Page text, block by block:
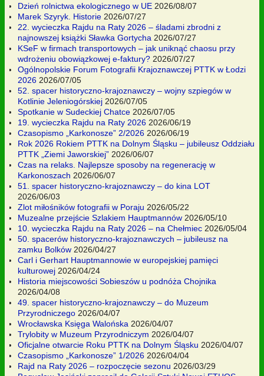
Dzień rolnictwa ekologicznego w UE 2026/08/07
Marek Szyryk. Historie 2026/07/27
22. wycieczka Rajdu na Raty 2026 – śladami zbrodni z
najnowszej książki Sławka Gortycha 2026/07/27
KSeF w firmach transportowych – jak uniknąć chaosu przy
wdrożeniu obowiązkowej e-faktury? 2026/07/27
Ogólnopolskie Forum Fotografii Krajoznawczej PTTK w Łodzi
2026 2026/07/05
52. spacer historyczno-krajoznawczy – wojny szpiegów w
Kotlinie Jeleniogórskiej 2026/07/05
Spotkanie w Sudeckiej Chatce 2026/07/05
19. wycieczka Rajdu na Raty 2026 2026/06/19
Czasopismo „Karkonosze” 2/2026 2026/06/19
Rok 2026 Rokiem PTTK na Dolnym Śląsku – jubileusz Oddziału
PTTK „Ziemi Jaworskiej” 2026/06/07
Czas na relaks. Najlepsze sposoby na regenerację w
Karkonoszach 2026/06/07
51. spacer historyczno-krajoznawczy – do kina LOT
2026/06/03
Zlot miłośników fotografii w Poraju 2026/05/22
Muzealne przejście Szlakiem Hauptmannów 2026/05/10
10. wycieczka Rajdu na Raty 2026 – na Chełmiec 2026/05/04
50. spacerów historyczno-krajoznawczych – jubileusz na
zamku Bolków 2026/04/27
Carl i Gerhart Hauptmannowie w europejskiej pamięci
kulturowej 2026/04/24
Historia miejscowości Sobieszów u podnóża Chojnika
2026/04/08
49. spacer historyczno-krajoznawczy – do Muzeum
Przyrodniczego 2026/04/07
Wrocławska Księga Walońska 2026/04/07
Trylobity w Muzeum Przyrodniczym 2026/04/07
Oficjalne otwarcie Roku PTTK na Dolnym Śląsku 2026/04/07
Czasopismo „Karkonosze” 1/2026 2026/04/04
Rajd na Raty 2026 – rozpoczęcie sezonu 2026/03/29